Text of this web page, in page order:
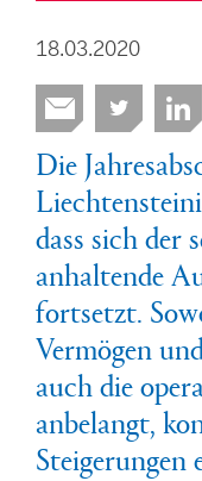
18.03.2020
Die
dass sich der
anhaltende
fortsetzt.
Vermögen
auch die
anbelangt,
Steigerungen